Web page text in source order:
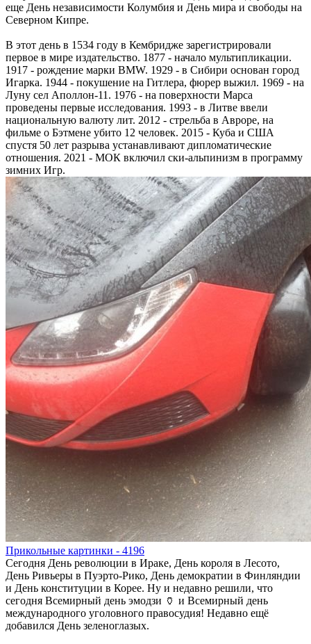
еще День независимости Колумбия и День мира и свободы на
Северном Кипре.
В этот день в 1534 году в Кембридже зарегистрировали
первое в мире издательство. 1877 - начало мультипликации.
1917 - рождение марки BMW. 1929 - в Сибири основан город
Игарка. 1944 - покушение на Гитлера, фюрер выжил. 1969 - на
Луну сел Аполлон-11. 1976 - на поверхности Марса
проведены первые исследования. 1993 - в Литве ввели
национальную валюту лит. 2012 - стрельба в Авроре, на
фильме о Бэтмене убито 12 человек. 2015 - Куба и США
спустя 50 лет разрыва устанавливают дипломатические
отношения. 2021 - МОК включил ски-альпинизм в программу
зимних Игр.
Прикольные картинки - 4196
Сегодня День революции в Ираке, День короля в Лесото,
День Ривьеры в Пуэрто-Рико, День демократии в Финляндии
и День конституции в Корее. Ну и недавно решили, что
сегодня Всемирный день эмодзи 🏺 и Всемирный день
международного уголовного правосудия! Недавно ещё
добавился День зеленоглазых.